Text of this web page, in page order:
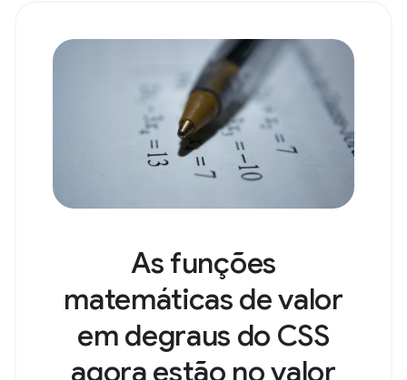
As funções
matemáticas de valor
em degraus do CSS
agora estão no valor